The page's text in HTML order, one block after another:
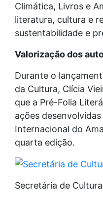
Climática, Livros e
literatura, cultura e
sustentabilidade e
Valorização dos
Durante o
da Cultura, Clícia
que a Pré-Folia
ações
Internacional do
quarta edição.
Secretária de